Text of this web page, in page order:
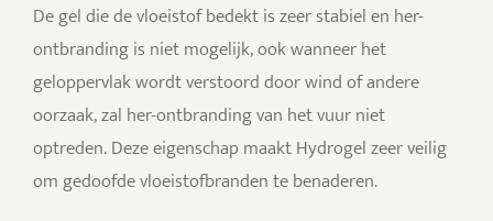
De gel die de vloeistof bedekt is zeer stabiel en her-
ontbranding is niet mogelijk, ook wanneer het
geloppervlak wordt verstoord door wind of andere
oorzaak, zal her-ontbranding van het vuur niet
optreden. Deze eigenschap maakt Hydrogel zeer veilig
om gedoofde vloeistofbranden te benaderen.